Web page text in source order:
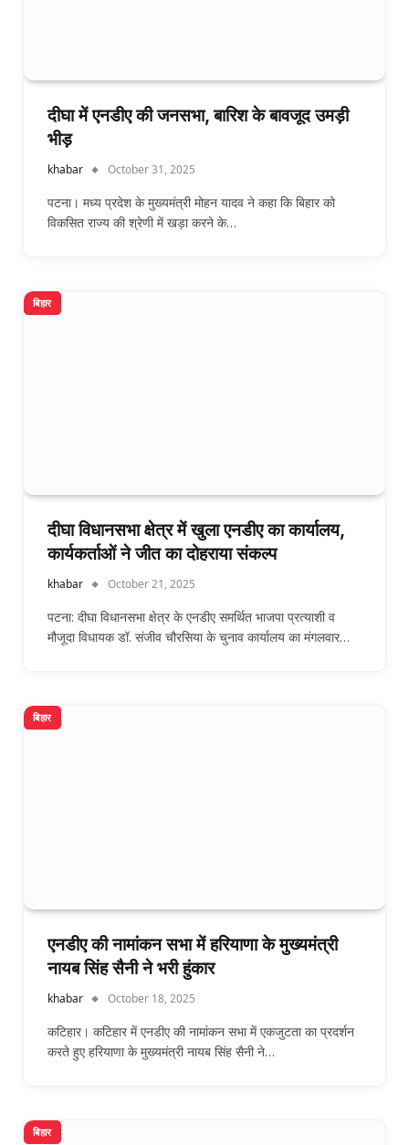
दीघा में एनडीए की जनसभा, बारिश के बावजूद उमड़ी
भीड़
khabar October 31, 2025
पटना। मध्य प्रदेश के मुख्यमंत्री मोहन यादव ने कहा कि बिहार को
विकसित राज्य की श्रेणी में खड़ा करने के…
बिहार
दीघा विधानसभा क्षेत्र में खुला एनडीए का कार्यालय,
कार्यकर्ताओं ने जीत का दोहराया संकल्प
khabar October 21, 2025
पटना: दीघा विधानसभा क्षेत्र के एनडीए समर्थित भाजपा प्रत्याशी व
मौजूदा विधायक डॉ. संजीव चौरसिया के चुनाव कार्यालय का मंगलवार…
बिहार
एनडीए की नामांकन सभा में हरियाणा के मुख्यमंत्री
नायब सिंह सैनी ने भरी हुंकार
khabar October 18, 2025
कटिहार। कटिहार में एनडीए की नामांकन सभा में एकजुटता का प्रदर्शन
करते हुए हरियाणा के मुख्यमंत्री नायब सिंह सैनी ने…
बिहार